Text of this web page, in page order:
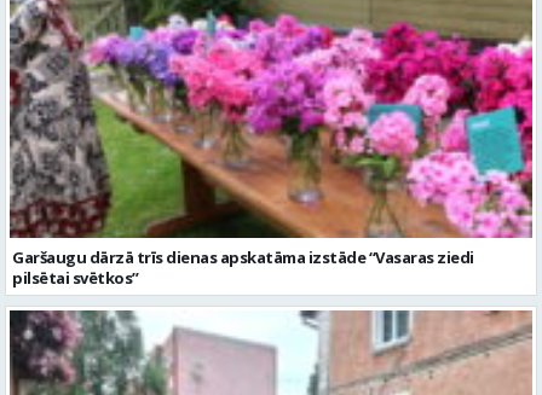
Garšaugu dārzā trīs dienas apskatāma izstāde “Vasaras ziedi
pilsētai svētkos”